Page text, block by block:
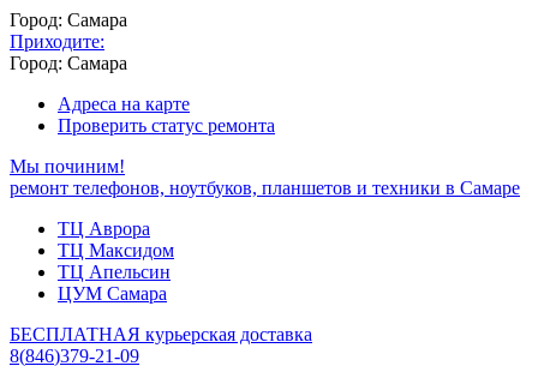
Город: Самара
Приходите:
Город: Самара
Адреса на карте
Проверить статус ремонта
Мы починим!
ремонт телефонов, ноутбуков, планшетов и техники в Самаре
ТЦ Аврора
ТЦ Максидом
ТЦ Апельсин
ЦУМ Самара
БЕСПЛАТНАЯ курьерская доставка
8(846)379-21-09